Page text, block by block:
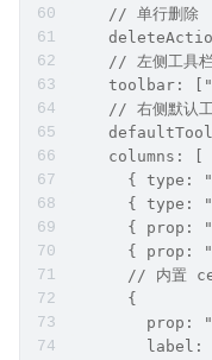
    // 单行删除
// 左侧工具
toolbar:
// 右侧默认
    columns: [
{ type:
{ type:
{ prop:
{ prop:
// 内置
      {
prop:
label: